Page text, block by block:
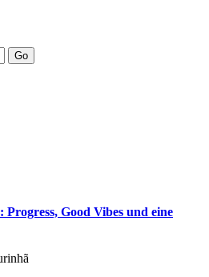
Go
Good Vibes und eine